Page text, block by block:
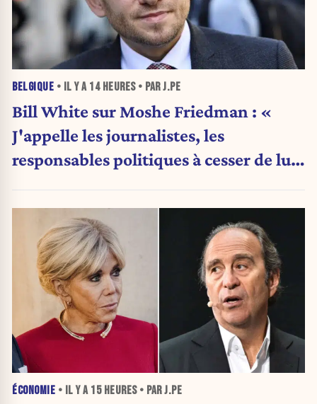
BELGIQUE • IL Y A 14 HEURES• PAR J.PE
Bill White sur Moshe Friedman : «
J'appelle les journalistes, les
responsables politiques à cesser de lui
ÉCONOMIE • IL Y A 15 HEURES• PAR J.PE